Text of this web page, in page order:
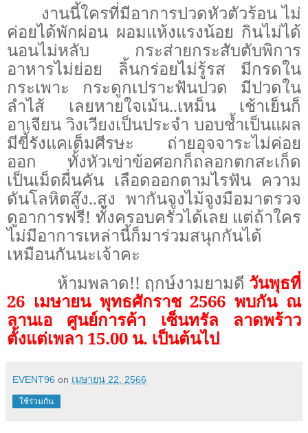
งานนี้ใครที่มีอาการปวดหัวตัวร้อน ไม่
ค่อยได้พักผ่อน ผอมแห้งแรงน้อย กินไม่ได้
นอนไม่หลับ กระส่ายกระสับตับพิการ
อาหารไม่ย่อย ลิ้นกร่อยไม่รู้รส มีกรดใน
กระเพาะ กระดูกเปราะฟันปวด มีปวดใน
ลำไส้ เลยหายใจเม้น..เหม็น เช้าเย็นก็
อาเจียน วิงเวียงเป็นประจำ บอบช้ำเป็นแผล
มีขี้รังแคเต็มศีรษะ ถ่ายอุจจาระไม่ค่อย
ออก ทั้งหัวเข่าข้อศอกก็ถลอกตกสะเก็ด
เป็นเม็ดผื่นคัน เลือดออกตามไรฟัน ความ
ดันโลหิตสู๊ง..สูง พากันจูงไม้จูงมือมาตรวจ
ดูอาการฟรี! ทั้งครอบครัวได้เลย แต่ถ้าใคร
ไม่มีอาการเหล่านี้ก็มาร่วมสนุกกันได้
เหมือนกันนะเจ้าคะ
ห้ามพลาด!! ฤกษ์งามยามดี วันพุธที่
26 เมษายน พุทธศักราช 2566 พบกัน ณ
ลานเอ ศูนย์การค้า เซ็นทรัล ลาดพร้าว
ตั้งแต่เพลา 15.00 น. เป็นต้นไป
EVENT96 on เมษายน 22, 2566
ใช้ร่วมกัน